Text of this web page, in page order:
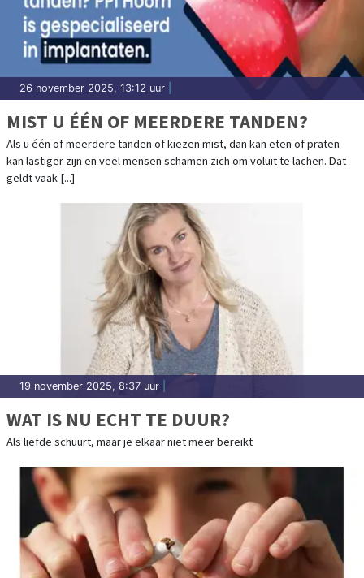
26 november 2025, 13:12 uur
MIST U ÉÉN OF MEERDERE TANDEN?
Als u één of meerdere tanden of kiezen mist, dan kan eten of praten
kan lastiger zijn en veel mensen schamen zich om voluit te lachen. Dat
geldt vaak [...]
19 november 2025, 8:37 uur
WAT IS NU ECHT TE DUUR?
Als liefde schuurt, maar je elkaar niet meer bereikt